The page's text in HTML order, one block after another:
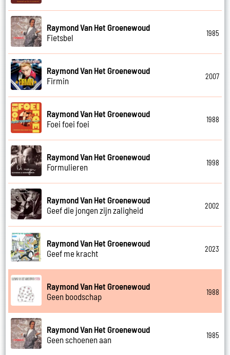
Raymond Van Het Groenewoud
Fietsbel
1985
Raymond Van Het Groenewoud
Firmin
2007
Raymond Van Het Groenewoud
Foei foei foei
1988
Raymond Van Het Groenewoud
Formulieren
1998
Raymond Van Het Groenewoud
Geef die jongen zijn zaligheid
2002
Raymond Van Het Groenewoud
Geef me kracht
2023
Raymond Van Het Groenewoud
Geen boodschap
1988
Raymond Van Het Groenewoud
Geen schoenen aan
1985